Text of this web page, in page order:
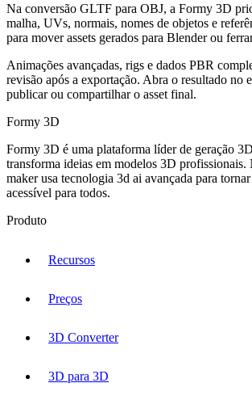
Na conversão GLTF para OBJ, a Formy 3D
malha, UVs, normais, nomes de objetos e
para mover assets gerados para Blender ou
Animações avançadas, rigs e dados PBR
revisão após a exportação. Abra o resultado no
publicar ou compartilhar o asset final.
Formy 3D
Formy 3D é uma plataforma líder de geração
transforma ideias em modelos 3D profissionais.
maker usa tecnologia 3d ai avançada para
acessível para todos.
Produto
Recursos
Preços
3D Converter
3D para 3D